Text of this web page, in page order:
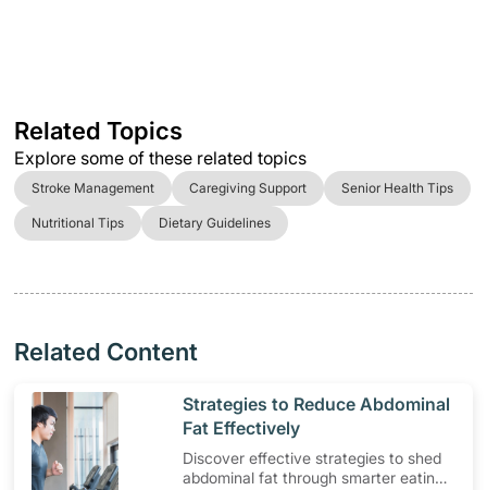
Related Topics
Explore some of these related topics
Stroke Management Caregiving Support Senior Health Tips
Nutritional Tips Dietary Guidelines
Related Content
​Strategies to Reduce Abdominal
Fat Effectively
Discover effective strategies to shed
abdominal fat through smarter eating